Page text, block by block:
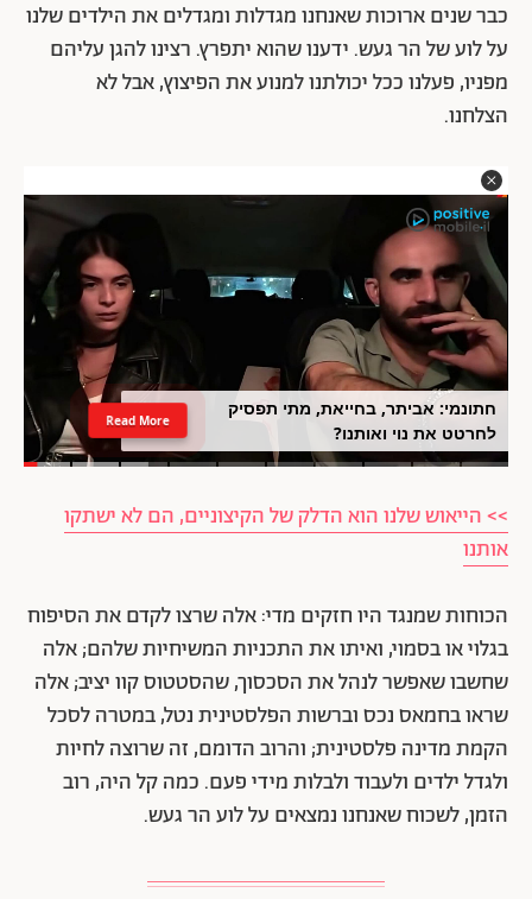
כבר שנים ארוכות שאנחנו מגדלות ומגדלים את הילדים שלנו
על לוע של הר געש. ידענו שהוא יתפרץ. רצינו להגן עליהם
מפניו, פעלנו ככל יכולתנו למנוע את הפיצוץ, אבל לא
הצלחנו.
חתונמי: אביתר, בחייאת, מתי תפסיק
לחרטט את נוי ואותנו?
Read More
>> הייאוש שלנו הוא הדלק של הקיצוניים, הם לא ישתקו
אותנו
הכוחות שמנגד היו חזקים מדי: אלה שרצו לקדם את הסיפוח
בגלוי או בסמוי, ואיתו את התכניות המשיחיות שלהם; אלה
שחשבו שאפשר לנהל את הסכסוך, שהסטטוס קוו יציב; אלה
שראו בחמאס נכס וברשות הפלסטינית נטל, במטרה לסכל
הקמת מדינה פלסטינית; והרוב הדומם, זה שרוצה לחיות
ולגדל ילדים ולעבוד ולבלות מידי פעם. כמה קל היה, רוב
הזמן, לשכוח שאנחנו נמצאים על לוע הר געש.